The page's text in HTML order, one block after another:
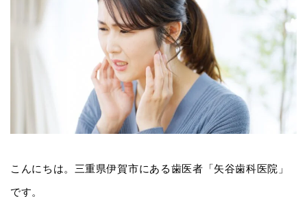
こんにちは。三重県伊賀市にある歯医者「矢谷歯科医院」
です。